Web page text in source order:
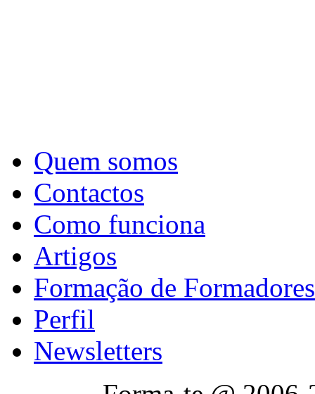
Quem somos
Contactos
Como funciona
Artigos
Formação de Formadores
Perfil
Newsletters